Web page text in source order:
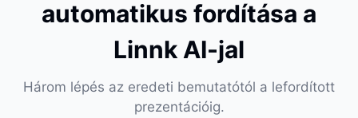
automatikus fordítása a
Linnk AI-jal
Három lépés az eredeti bemutatótól a lefordított
prezentációig.